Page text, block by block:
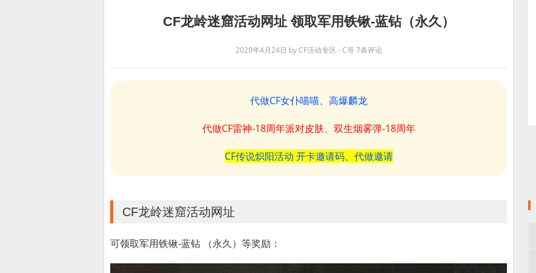
CF龙岭迷窟活动网址 领取军用铁锹-蓝钻（永久）
2020年4月24日 byCF活动专区 - C哥 7条评论
代做CF女仆喵喵、高爆麟龙
代做CF雷神-18周年派对皮肤、双生烟雾弹-18周年
CF传说炽阳活动 开卡邀请码、代做邀请
CF龙岭迷窟活动网址
可领取军用铁锹-蓝钻 （永久）等奖励：